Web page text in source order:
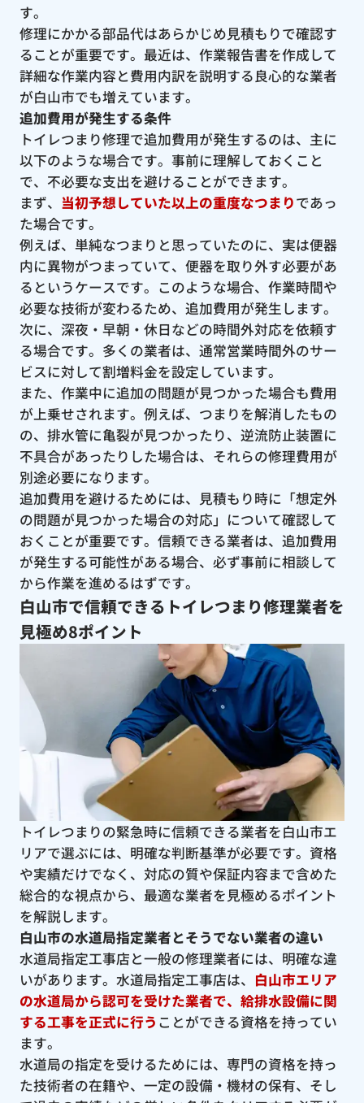
す。
修理にかかる部品代はあらかじめ見積もりで確認す
ることが重要です。最近は、作業報告書を作成して
詳細な作業内容と費用内訳を説明する良心的な業者
が白山市でも増えています。
追加費用が発生する条件
トイレつまり修理で追加費用が発生するのは、主に
以下のような場合です。事前に理解しておくこと
で、不必要な支出を避けることができます。
まず、 当初予想していた以上の重度なつまりであっ
た場合です。
例えば、単純なつまりと思っていたのに、実は便器
内に異物がつまっていて、便器を取り外す必要があ
るというケースです。このような場合、作業時間や
必要な技術が変わるため、追加費用が発生します。
次に、深夜・早朝・休日などの時間外対応を依頼す
る場合です。多くの業者は、通常営業時間外のサー
ビスに対して割増料金を設定しています。
また、作業中に追加の問題が見つかった場合も費用
が上乗せされます。例えば、つまりを解消したもの
の、排水管に亀裂が見つかったり、逆流防止装置に
不具合があったりした場合は、それらの修理費用が
別途必要になります。
追加費用を避けるためには、見積もり時に「想定外
の問題が見つかった場合の対応」について確認して
おくことが重要です。信頼できる業者は、追加費用
が発生する可能性がある場合、必ず事前に相談して
から作業を進めるはずです。
白山市で信頼できるトイレつまり修理業者を
見極め8ポイント
トイレつまりの緊急時に信頼できる業者を白山市エ
リアで選ぶには、明確な判断基準が必要です。資格
や実績だけでなく、対応の質や保証内容まで含めた
総合的な視点から、最適な業者を見極めるポイント
を解説します。
白山市の水道局指定業者とそうでない業者の違い
水道局指定工事店と一般の修理業者には、明確な違
いがあります。水道局指定工事店は、 白山市エリア
の水道局から認可を受けた業者で、給排水設備に関
する工事を正式に行う ことができる資格を持ってい
ます。
水道局の指定を受けるためには、専門の資格を持っ
た技術者の在籍や、一定の設備・機材の保有、そし